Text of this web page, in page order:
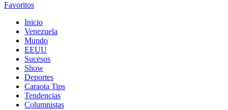
Favoritos
Inicio
Venezuela
Mundo
EEUU
Sucesos
Show
Deportes
Caraota Tips
Tendencias
Columnistas